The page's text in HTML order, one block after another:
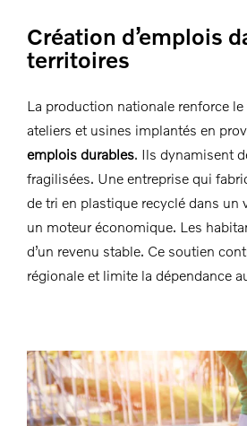
Création d’emplois
territoires
La production nationale renforce
ateliers et usines implantés en
emplois durables. Ils dynamisent
fragilisées. Une entreprise qui
de tri en plastique recyclé dans un
un moteur économique. Les
d’un revenu stable. Ce soutien
régionale et limite la dépendance